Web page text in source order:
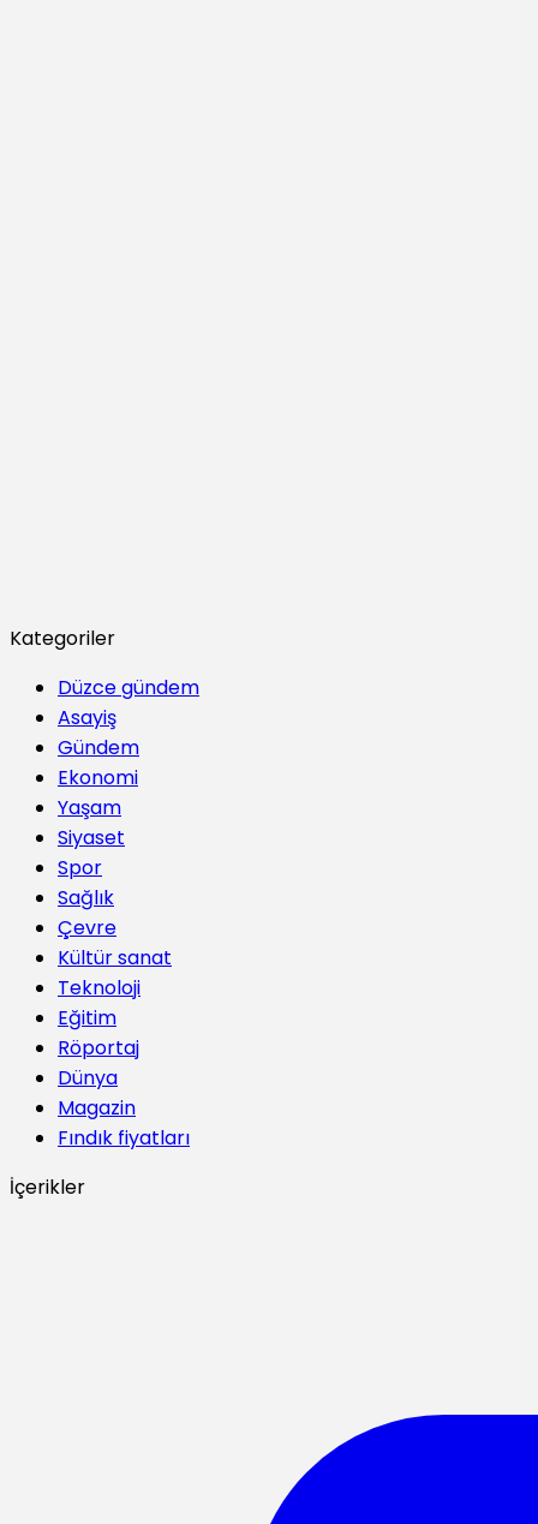
Kategoriler
Düzce gündem
Asayiş
Gündem
Ekonomi
Yaşam
Siyaset
Spor
Sağlık
Çevre
Kültür sanat
Teknoloji
Eğitim
Röportaj
Dünya
Magazin
Fındık fiyatları
İçerikler